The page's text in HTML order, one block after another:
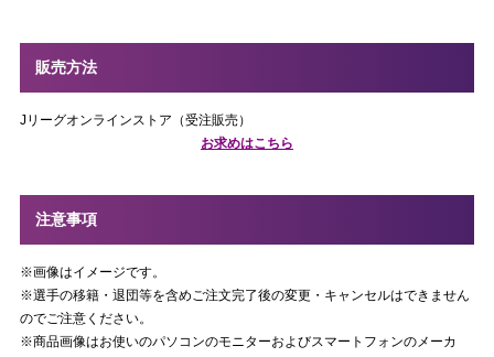
販売方法
Jリーグオンラインストア（受注販売）
お求めはこちら
注意事項
※画像はイメージです。
※選手の移籍・退団等を含めご注文完了後の変更・キャンセルはできません
のでご注意ください。
※商品画像はお使いのパソコンのモニターおよびスマートフォンのメーカ